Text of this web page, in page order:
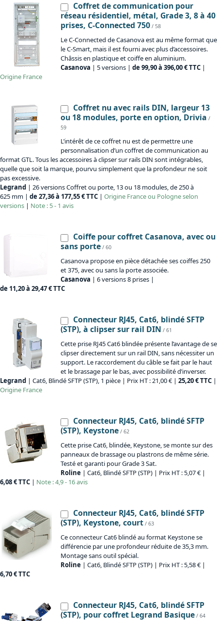
Coffret de communication pour
réseau résidentiel, métal, Grade 3, 8 à 40
prises, C-Connected 750 / 58
Le C-Connected de Casanova est au même format que
le C-Smart, mais il est fourni avec plus d’accessoires.
Châssis en plastique et coiffe en aluminium.
Casanova | 5 versions | de 99,90 à 396,00 € TTC |
Origine France
Coffret nu avec rails DIN, largeur 13
ou 18 modules, porte en option, Drivia /
59
L’intérêt de ce coffret nu est de permettre une
personnalisation d’un coffret de communication au
format GTL. Tous les accessoires à clipser sur rails DIN sont intégrables,
quelle que soit la marque, pourvu simplement que la profondeur ne soit
pas excessive.
Legrand | 26 versions Coffret ou porte, 13 ou 18 modules, de 250 à
625 mm | de 27,36 à 177,55 € TTC | Origine France ou Pologne selon
versions | Note : 5 - 1 avis
Coiffe pour coffret Casanova, avec ou
sans porte / 60
Casanova propose en pièce détachée ses coiffes 250
et 375, avec ou sans la porte associée.
Casanova | 6 versions 8 prises |
de 11,20 à 29,47 € TTC
Connecteur RJ45, Cat6, blindé SFTP
(STP), à clipser sur rail DIN / 61
Cette prise RJ45 Cat6 blindée présente l’avantage de se
clipser directement sur un rail DIN, sans nécessiter un
support. Le raccordement du câble se fait par le haut
et le brassage par le bas, avec possibilité d’inverser.
Legrand | Cat6, Blindé SFTP (STP), 1 pièce | Prix HT : 21,00 € | 25,20 € TTC |
Origine France
Connecteur RJ45, Cat6, blindé SFTP
(STP), Keystone / 62
Cette prise Cat6, blindée, Keystone, se monte sur des
panneaux de brassage ou plastrons de même série.
Testé et garanti pour Grade 3 Sat.
Roline | Cat6, Blindé SFTP (STP) | Prix HT : 5,07 € |
6,08 € TTC | Note : 4,9 - 16 avis
Connecteur RJ45, Cat6, blindé SFTP
(STP), Keystone, court / 63
Ce connecteur Cat6 blindé au format Keystone se
différencie par une profondeur réduite de 35,3 mm.
Montage sans outil spécial.
Roline | Cat6, Blindé SFTP (STP) | Prix HT : 5,58 € |
6,70 € TTC
Connecteur RJ45, Cat6, blindé SFTP
(STP), pour coffret Legrand Basique / 64